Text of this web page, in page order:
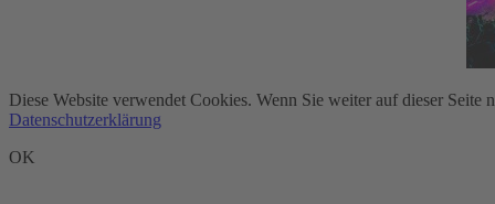
Diese Website verwendet Cookies. Wenn Sie weiter auf dieser
Datenschutzerklärung
OK